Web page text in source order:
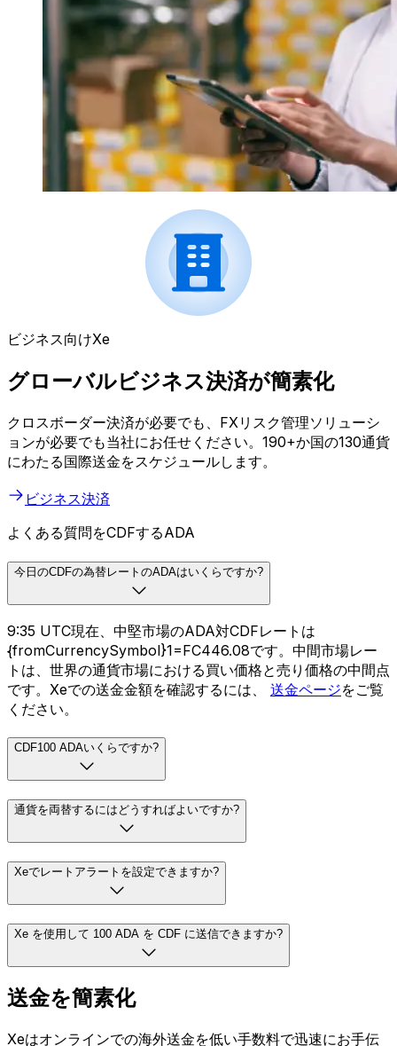
ビジネス向けXe
グローバルビジネス決済が簡素化
クロスボーダー決済が必要でも、FXリスク管理ソリューシ
ョンが必要でも当社にお任せください。190+か国の130通貨
にわたる国際送金をスケジュールします。
ビジネス決済
よくある質問をCDFするADA
今日のCDFの為替レートのADAはいくらですか?
9:35 UTC現在、中堅市場のADA対CDFレートは
{fromCurrencySymbol}1=FC446.08です。中間市場レー
トは、世界の通貨市場における買い価格と売り価格の中間点
です。Xeでの送金金額を確認するには、 送金ページをご覧
ください。
CDF100 ADAいくらですか?
通貨を両替するにはどうすればよいですか?
Xeでレートアラートを設定できますか?
Xe を使用して 100 ADA を CDF に送信できますか?
送金を簡素化
Xeはオンラインでの海外送金を低い手数料で迅速にお手伝